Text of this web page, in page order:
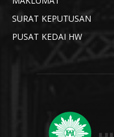
SURAT KEPUTUSAN
PUSAT KEDAI HW